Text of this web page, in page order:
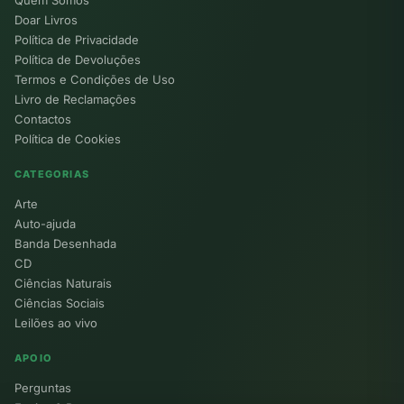
Doar Livros
Política de Privacidade
Política de Devoluções
Termos e Condições de Uso
Livro de Reclamações
Contactos
Política de Cookies
CATEGORIAS
Arte
Auto-ajuda
Banda Desenhada
CD
Ciências Naturais
Ciências Sociais
Leilões ao vivo
APOIO
Perguntas